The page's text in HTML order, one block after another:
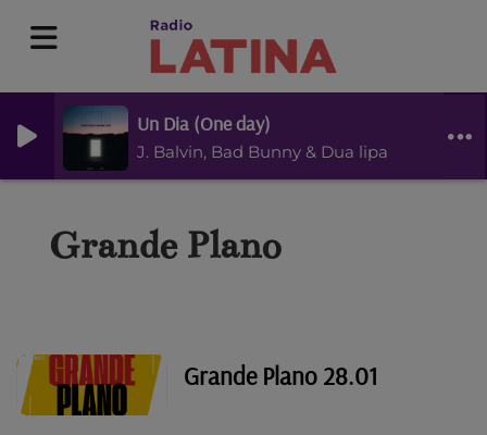
Un Dia (One day)
J. Balvin, Bad Bunny & Dua lipa
Grande Plano
Grande Plano 28.01